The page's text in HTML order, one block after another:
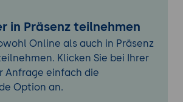
Konfigurationsdateien, Log-
und Anpassen der
Personalisierung
Nutzung.
Bedienung
in Präsenz teilnehmen
Online als auch in Präsenz
Klicken Sie bei Ihrer
Anfrage einfach die
Option an.